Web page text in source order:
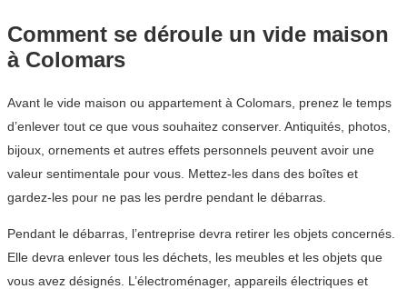
Comment se déroule un vide maison
à Colomars
Avant le vide maison ou appartement à Colomars, prenez le temps
d’enlever tout ce que vous souhaitez conserver. Antiquités, photos,
bijoux, ornements et autres effets personnels peuvent avoir une
valeur sentimentale pour vous. Mettez-les dans des boîtes et
gardez-les pour ne pas les perdre pendant le débarras.
Pendant le débarras, l’entreprise devra retirer les objets concernés.
Elle devra enlever tous les déchets, les meubles et les objets que
vous avez désignés. L’électroménager, appareils électriques et